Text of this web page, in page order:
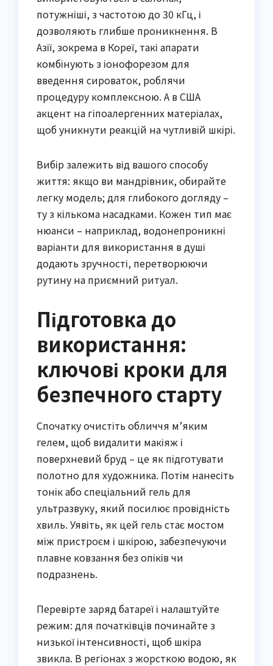
потужніші, з частотою до 30 кГц, і
дозволяють глибше проникнення. В
Азії, зокрема в Кореї, такі апарати
комбінують з іонофорезом для
введення сироваток, роблячи
процедуру комплексною. А в США
акцент на гіпоалергенних матеріалах,
щоб уникнути реакцій на чутливій шкірі.
Вибір залежить від вашого способу
життя: якщо ви мандрівник, обирайте
легку модель; для глибокого догляду –
ту з кількома насадками. Кожен тип має
нюанси – наприклад, водонепроникні
варіанти для використання в душі
додають зручності, перетворюючи
рутину на приємний ритуал.
Підготовка до
використання:
ключові кроки для
безпечного старту
Спочатку очистіть обличчя м’яким
гелем, щоб видалити макіяж і
поверхневий бруд – це як підготувати
полотно для художника. Потім нанесіть
тонік або спеціальний гель для
ультразвуку, який посилює провідність
хвиль. Уявіть, як цей гель стає мостом
між пристроєм і шкірою, забезпечуючи
плавне ковзання без опіків чи
подразнень.
Перевірте заряд батареї і налаштуйте
режим: для початківців починайте з
низької інтенсивності, щоб шкіра
звикла. В регіонах з жорсткою водою, як